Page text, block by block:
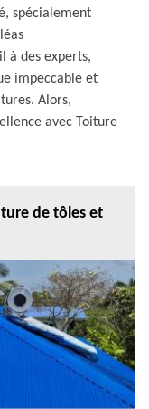
spécialement
à des experts,
impeccable et
Alors,
avec Toiture
de tôles et